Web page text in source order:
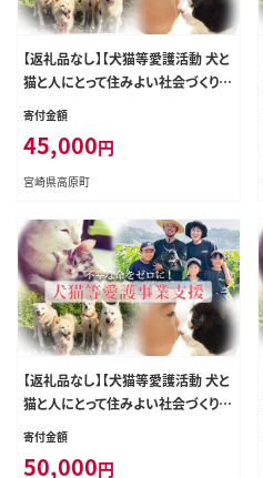
【返礼品なし】【犬猫等愛護活動 犬と
猫と人にとって住みよい社会づくりを
応援】宮崎県 高原町 特定非営利活
動法人 咲桃虎(さくもんと) TF3018-
P00056
寄付金額
45,000円
宮崎県高原町
【返礼品なし】【犬猫等愛護活動 犬と
猫と人にとって住みよい社会づくりを
応援】宮崎県 高原町 特定非営利活
P00056
寄付金額
50,000円